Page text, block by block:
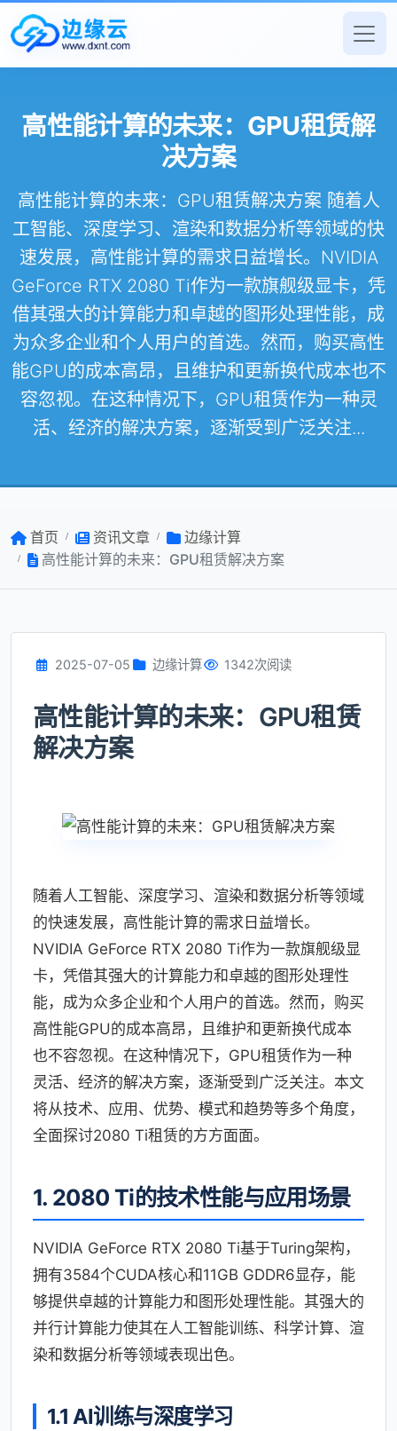
高性能计算的未来：GPU租赁解
决方案
高性能计算的未来：GPU租赁解决方案 随着人
工智能、深度学习、渲染和数据分析等领域的快
速发展，高性能计算的需求日益增长。NVIDIA
GeForce RTX 2080 Ti作为一款旗舰级显卡，凭
借其强大的计算能力和卓越的图形处理性能，成
为众多企业和个人用户的首选。然而，购买高性
能GPU的成本高昂，且维护和更新换代成本也不
容忽视。在这种情况下，GPU租赁作为一种灵
活、经济的解决方案，逐渐受到广泛关注...
首页 资讯文章
边缘计算
高性能计算的未来：GPU租赁解决方案
2025-07-05 边缘计算 1342次阅读
高性能计算的未来：GPU租赁
解决方案
随着人工智能、深度学习、渲染和数据分析等领域
的快速发展，高性能计算的需求日益增长。
NVIDIA GeForce RTX 2080 Ti作为一款旗舰级显
卡，凭借其强大的计算能力和卓越的图形处理性
能，成为众多企业和个人用户的首选。然而，购买
高性能GPU的成本高昂，且维护和更新换代成本
也不容忽视。在这种情况下，GPU租赁作为一种
灵活、经济的解决方案，逐渐受到广泛关注。本文
将从技术、应用、优势、模式和趋势等多个角度，
全面探讨2080 Ti租赁的方方面面。
1. 2080 Ti的技术性能与应用场景
NVIDIA GeForce RTX 2080 Ti基于Turing架构，
拥有3584个CUDA核心和11GB GDDR6显存，能
够提供卓越的计算能力和图形处理性能。其强大的
并行计算能力使其在人工智能训练、科学计算、渲
染和数据分析等领域表现出色。
1.1 AI训练与深度学习